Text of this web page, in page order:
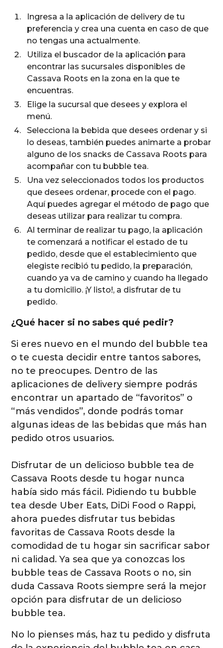
Ingresa a la aplicación de delivery de tu
preferencia y crea una cuenta en caso de que
no tengas una actualmente.
Utiliza el buscador de la aplicación para
encontrar las sucursales disponibles de
Cassava Roots en la zona en la que te
encuentras.
Elige la sucursal que desees y explora el
menú.
Selecciona la bebida que desees ordenar y si
lo deseas, también puedes animarte a probar
alguno de los snacks de Cassava Roots para
acompañar con tu bubble tea.
Una vez seleccionados todos los productos
que desees ordenar, procede con el pago.
Aquí puedes agregar el método de pago que
deseas utilizar para realizar tu compra.
Al terminar de realizar tu pago, la aplicación
te comenzará a notificar el estado de tu
pedido, desde que el establecimiento que
elegiste recibió tu pedido, la preparación,
cuando ya va de camino y cuando ha llegado
a tu domicilio. ¡Y listo!, a disfrutar de tu
pedido.
¿Qué hacer si no sabes qué pedir?
Si eres nuevo en el mundo del bubble tea
o te cuesta decidir entre tantos sabores,
no te preocupes. Dentro de las
aplicaciones de delivery siempre podrás
encontrar un apartado de “favoritos” o
“más vendidos”, donde podrás tomar
algunas ideas de las bebidas que más han
pedido otros usuarios.
Disfrutar de un delicioso bubble tea de
Cassava Roots desde tu hogar nunca
había sido más fácil. Pidiendo tu bubble
tea desde Uber Eats, DiDi Food o Rappi,
ahora puedes disfrutar tus bebidas
favoritas de Cassava Roots desde la
comodidad de tu hogar sin sacrificar sabor
ni calidad. Ya sea que ya conozcas los
bubble teas de Cassava Roots o no, sin
duda Cassava Roots siempre será la mejor
opción para disfrutar de un delicioso
bubble tea.
No lo pienses más, haz tu pedido y disfruta